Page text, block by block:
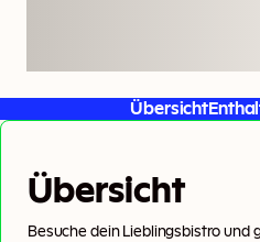
Übersicht
Übersicht
Besuche dein Lieblingsbistro und